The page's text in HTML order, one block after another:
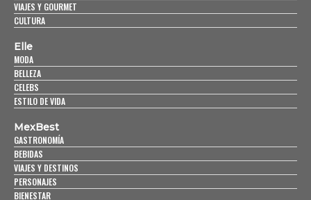
VIAJES Y GOURMET
CULTURA
Elle
MODA
BELLEZA
CELEBS
ESTILO DE VIDA
MexBest
GASTRONOMÍA
BEBIDAS
VIAJES Y DESTINOS
PERSONAJES
BIENESTAR